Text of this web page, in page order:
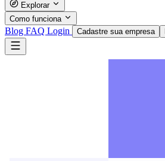
Explorar
Como funciona
Blog FAQ Login Cadastre sua empresa